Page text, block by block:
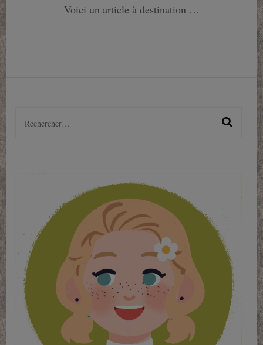
jeunes
Voici un article à destination …
Rechercher :